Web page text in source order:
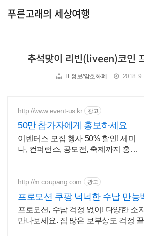
푸른고래의 세상여행
추석맞이 리빈(liveen)코인
IT 정보/암호화폐 2018.
http://www.event-us.kr 광고
50만 참가자에게 홍보하세요
이벤터스 모집 행사 50% 할인! 세미
나, 컨퍼런스, 공모전, 축제까지 홍보
로 진행하세요
http://m.coupang.com 광고
프로모션 쿠팡 넉넉한 수납 만능
프로모션, 수납 걱정 없이! 다양한 소
만나보세요. 짐 많은 보부상도 걱정